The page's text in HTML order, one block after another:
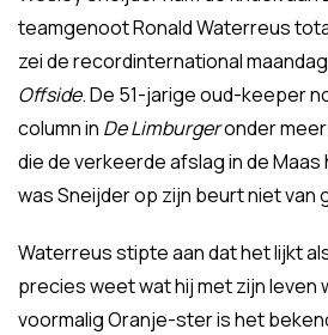
teamgenoot Ronald Waterreus
zei de recordinternational
Offside. De 51-jarige oud-keeper
column in De Limburgeronder
die de verkeerde afslag in de Maas
was Sneijder op zijn beurt niet van
Waterreus stipte aan dat het lijkt
precies weet wat hij met zijn leven
voormalig Oranje-ster is het